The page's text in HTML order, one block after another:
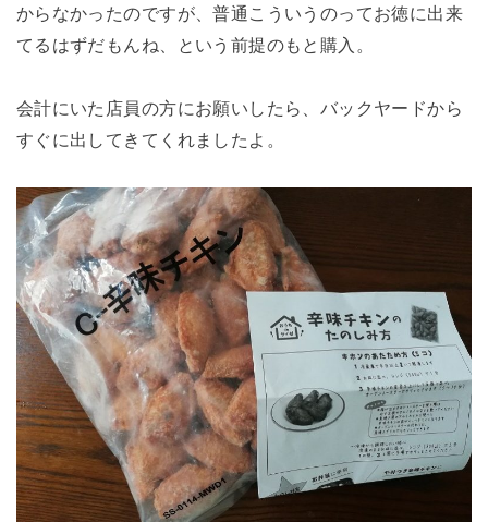
からなかったのですが、普通こういうのってお徳に出来
てるはずだもんね、という前提のもと購入。
会計にいた店員の方にお願いしたら、バックヤードから
すぐに出してきてくれましたよ。